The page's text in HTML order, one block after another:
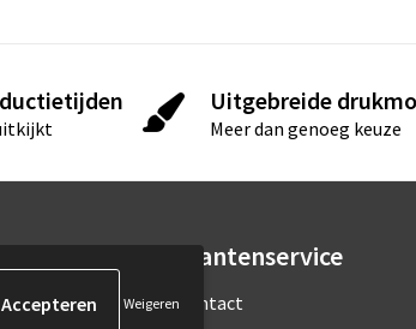
Uitgebreide
Meer dan genoeg keuze
Klantenservice
Contact
Weigeren